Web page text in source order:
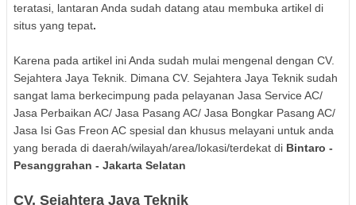
teratasi, lantaran Anda sudah datang atau membuka artikel di
situs yang tepat.
Karena pada artikel ini Anda sudah mulai mengenal dengan CV.
Sejahtera Jaya Teknik. Dimana CV. Sejahtera Jaya Teknik sudah
sangat lama berkecimpung pada pelayanan Jasa Service AC/
Jasa Perbaikan AC/ Jasa Pasang AC/ Jasa Bongkar Pasang AC/
Jasa Isi Gas Freon AC spesial dan khusus melayani untuk anda
yang berada di daerah/wilayah/area/lokasi/terdekat di Bintaro -
Pesanggrahan - Jakarta Selatan
CV. Sejahtera Jaya Teknik